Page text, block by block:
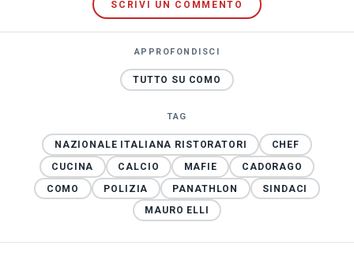
SCRIVI UN COMMENTO
APPROFONDISCI
TUTTO SU COMO
TAG
NAZIONALE ITALIANA RISTORATORI
CHEF
CUCINA
CALCIO MAFIE
CADORAGO
COMO
POLIZIA PANATHLON
SINDACI
MAURO ELLI